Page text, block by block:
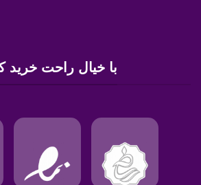
با خیال راحت خرید